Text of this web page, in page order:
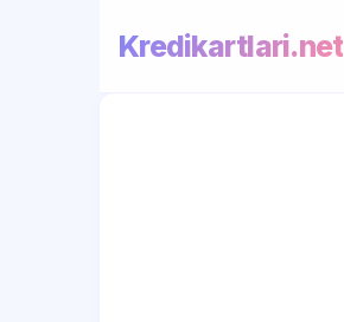
Kredikartlari.net